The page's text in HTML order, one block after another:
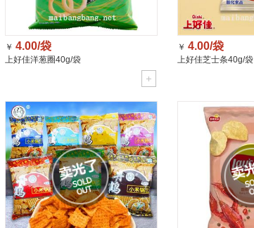
￥ 4.00/袋
上好佳洋葱圈40g/袋
￥ 4.00/袋
上好佳芝士条40g/袋